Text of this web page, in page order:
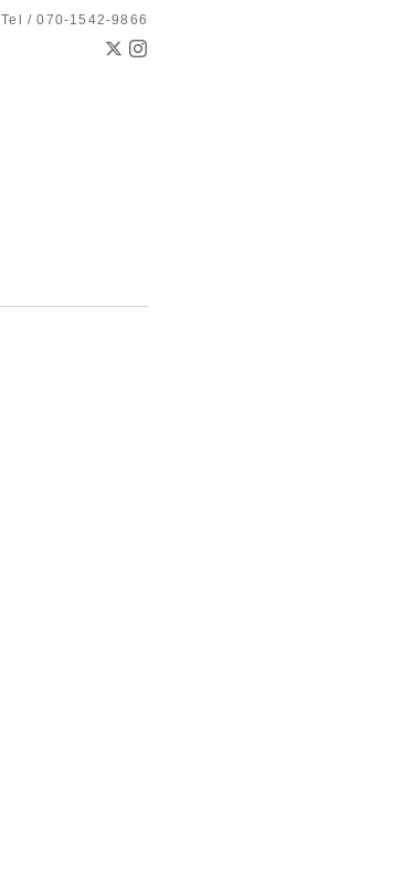
Tel / 070-1542-9866